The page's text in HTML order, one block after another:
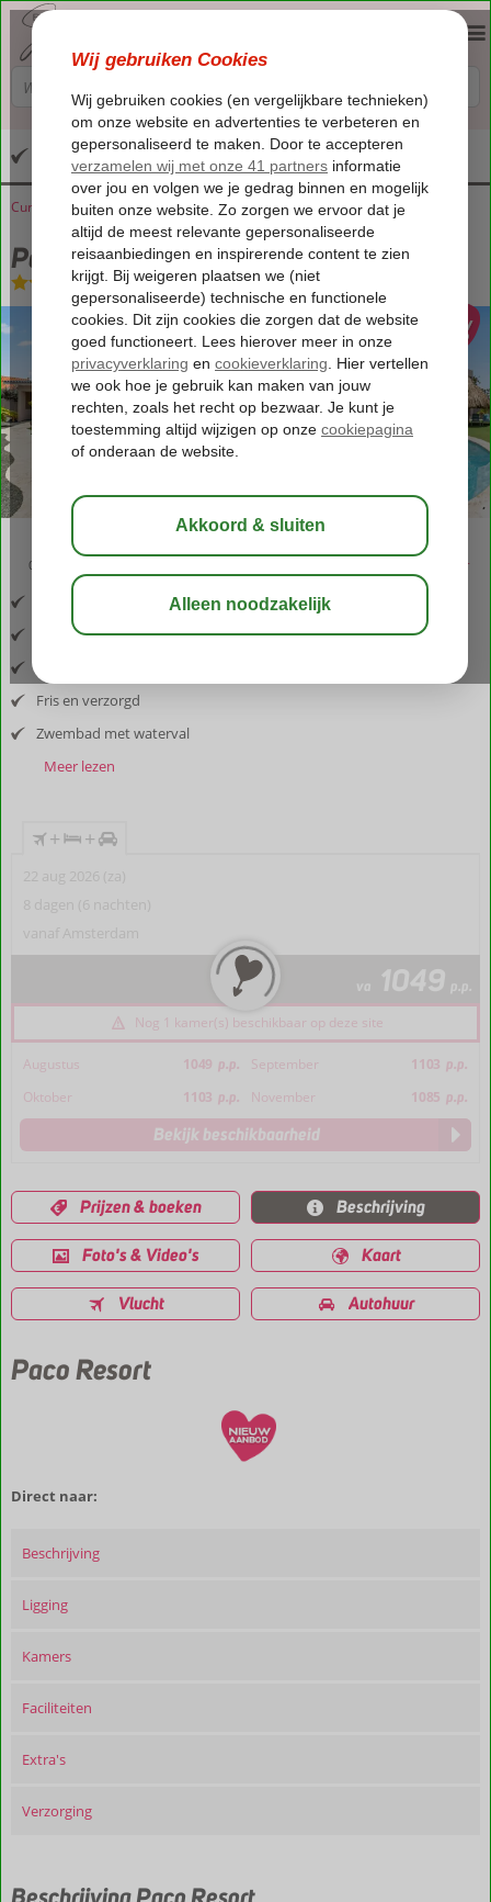
Altijd inclusief huurauto
Home
Curaçao Willemstad Paco Resort
Paco Resort
Logies-Appartement
09:00 bewaar
Inclusief vlucht en huurauto
Op 10 minuten rijden van Jan Thiel en Mambo Beach
Fris en verzorgd
Zwembad met waterval
Meer lezen
+ +
22 aug 2026 (za)
8 dagen (6 nachten)
vanaf Amsterdam
va 1049 p.p.
Nog 1 kamer(s) beschikbaar op deze site
Augustus 1049 p.p. September 1103 p.p.
Oktober
1103 p.p. November 1085 p.p.
Bekijk beschikbaarheid
Prijzen & boeken Beschrijving
Foto's & Video's Kaart
Vlucht Autohuur
Paco Resort
Direct naar:
Beschrijving
Ligging
Kamers
Faciliteiten
Extra's
Verzorging